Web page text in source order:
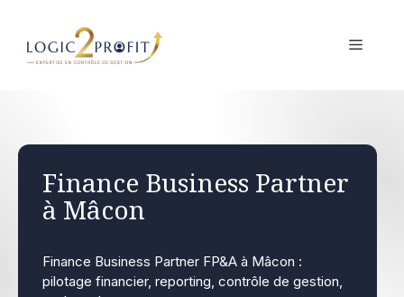
contenu
MENU
Finance Business Partner
à Mâcon
Finance Business Partner FP&A à Mâcon :
pilotage financier, reporting, contrôle de gestion,